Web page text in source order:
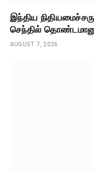
இந்திய
செந்தில்
AUGUST 7, 2026